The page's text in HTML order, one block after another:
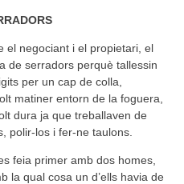
el negociant i el propietari, el
de serradors perquè tallessin
per un cap de colla,
matiner entorn de la foguera,
dura ja que treballaven de
polir-los i fer-ne taulons.
feia primer amb dos homes,
la qual cosa un d’ells havia de